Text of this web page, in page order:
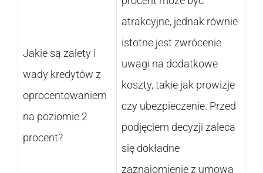
Jakie są zalety i
wady kredytów z
oprocentowaniem
na poziomie 2
procent?
atrakcyjne, jednak równie
istotne jest zwrócenie
uwagi na dodatkowe
koszty, takie jak prowizje
czy ubezpieczenie. Przed
podjęciem decyzji zaleca
się dokładne
zaznajomienie z umową